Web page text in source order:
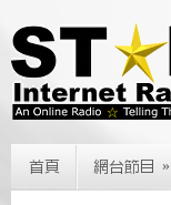
首頁 網台節目 »